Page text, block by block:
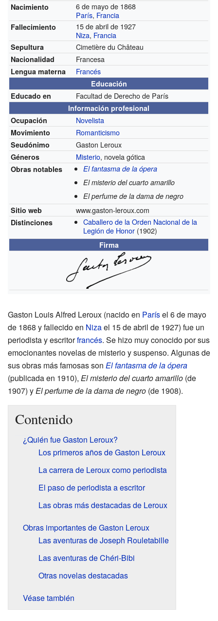
Nacimiento
6 de mayo de 1868
París, Francia
Fallecimiento
15 de abril de 1927
Niza, Francia
Sepultura Cimetière du Château
Nacionalidad Francesa
Lengua materna Francés
Educación
Educado en
Facultad de Derecho de París
Información profesional
Ocupación
Novelista
Movimiento Romanticismo
Seudónimo Gaston Leroux
Géneros Misterio, novela gótica
Obras notables
El fantasma de la ópera
El misterio del cuarto amarillo
El perfume de la dama de negro
Sitio web
www.gaston-leroux.com
Distinciones
Caballero de la Orden Nacional de la
Legión de Honor (1902)
Firma
Gaston Louis Alfred Leroux (nacido en Parísel 6 de mayo
de 1868 y fallecido en Nizael 15 de abril de 1927) fue un
periodista y escritorfrancés. Se hizo muy conocido por sus
emocionantes novelas de misterio y suspenso. Algunas de
sus obras más famosas son El fantasma de la ópera
(publicada en 1910), El misterio del cuarto amarillo (de
1907) yEl perfume de la dama de negro (de 1908).
Contenido
¿Quién fue Gaston Leroux?
Los primeros años de Gaston Leroux
La carrera de Leroux como periodista
El paso de periodista a escritor
Las obras más destacadas de Leroux
Obras importantes de Gaston Leroux
Las aventuras de Joseph Rouletabille
Las aventuras de Chéri-Bibi
Otras novelas destacadas
Véase también